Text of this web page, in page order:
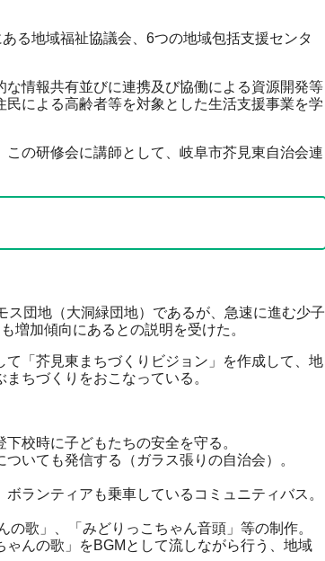
る地域福祉協議会、6つの地域包括支援センタ
情報共有並びに連携及び協働による資源開発等
による高齢者等を対象とした生活支援事業を学
の研修会に講師として、岐阜市芥見東自治会連
団地（大洞緑団地）であるが、急速に進む少子
増加傾向にあるとの説明を受けた。
「芥見東まちづくりビジョン」を作成して、地
ちづくりをおこなっている。
に子どもたちの安全を守る。
ても発信する（ガラス張りの自治会）。
ィアも乗車しているコミュニティバス。
、「みどりっこちゃん音頭」等の制作。
の歌」をBGMとして流しながら行う、地域